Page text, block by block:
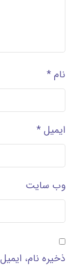
نام*
ایمیل*
وب‌ سایت
ذخیره نام،